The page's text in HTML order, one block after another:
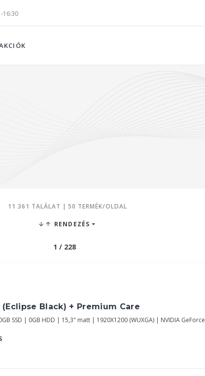
-16:30
11 361 TALÁLAT | 50 TERMÉK/OLDAL
RENDEZÉS
1 / 228
(Eclipse Black) + Premium Care
SSD | 0GB HDD | 15,3" matt | 1920X1200 (WUXGA) | NVIDIA GeForce